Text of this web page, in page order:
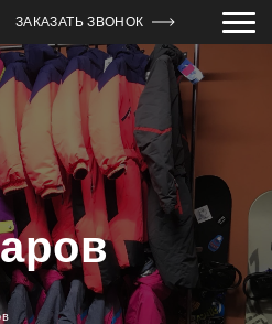
ЗАКАЗАТЬ ЗВОНОК